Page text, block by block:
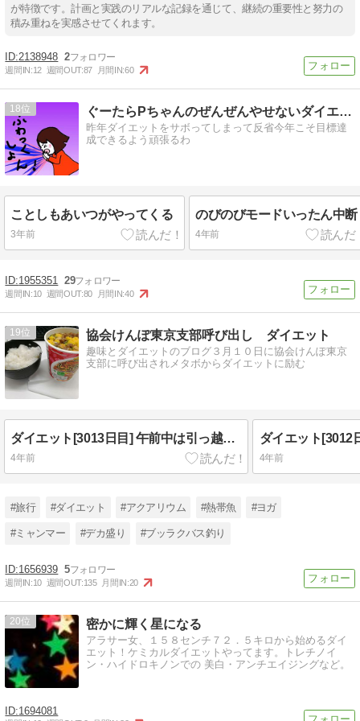
が特徴です。計画と実践のリアルな記録を通じて、継続の重要性と努力の
積み重ねを実感させてくれます。
2138948 2
週間IN:12 週間OUT:87 月間IN:60
18 ぐーたらPちゃんのぜんぜんやせないダイエット
昨年ダイエットをサボってしまって反省今年こそ目標達
成できるよう頑張るわ
ことしもあいつがやってくる
3年前
のびのびモードいったん中断
4年前
1955351 29
週間IN:10 週間OUT:80 月間IN:40
19 協会けんぽ東京支部呼び出し ダイエット
趣味とダイエットのブログ３月１０日に協会けんぽ東京
支部に呼び出されメタボからダイエットに励む
ダイエット[3013日目] 午前中は引っ越しの手伝い
4年前
ダイエット[3012
4年前
#旅行 #ダイエット #アクアリウム #熱帯魚 #ヨガ
#ミャンマー #デカ盛り #ブッラクバス釣り
1656939 5
週間IN:10 週間OUT:135 月間IN:20
20 密かに輝く星になる
アラサー女、１５８センチ７２．５キロから始めるダイ
エット！ケミカルダイエットやってます。トレチノイ
ン・ハイドロキノンでの 美白・アンチエイジングなど。
1694081